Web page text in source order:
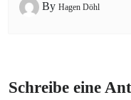
By Hagen Döhl
Schreibe eine